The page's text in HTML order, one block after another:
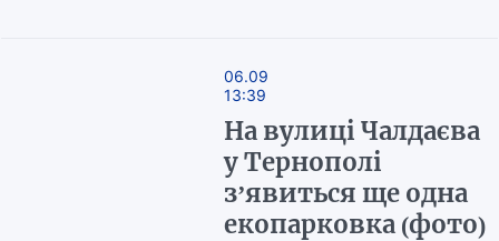
06.09
13:39
На вулиці Чалдаєва
у Тернополі
з’явиться ще одна
екопарковка (фото)